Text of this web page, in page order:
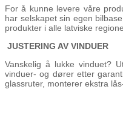
For å kunne levere våre
har selskapet sin egen
produkter i alle latviske
JUSTERING AV VINDUER
Vanskelig å lukke vinduet?
vinduer- og dører etter
glassruter, monterer ekstra